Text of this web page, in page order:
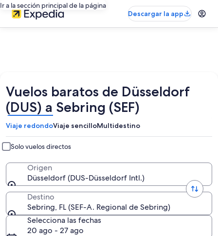
Ir a la sección principal de la página
Descargar la app
Vuelos baratos de Düsseldorf
(DUS) a Sebring (SEF)
Viaje redondoViaje sencilloMultidestino
Solo vuelos directos
Origen
Düsseldorf (DUS-Düsseldorf Intl.)
Destino
Sebring, FL (SEF-A. Regional de Sebring)
Selecciona las fechas
20 ago - 27 ago